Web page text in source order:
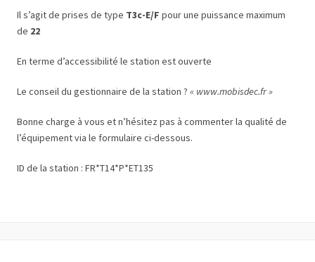
Il s’agit de prises de type T3c-E/F pour une puissance maximum
de 22
En terme d’accessibilité le station est ouverte
Le conseil du gestionnaire de la station ? « www.mobisdec.fr »
Bonne charge à vous et n’hésitez pas à commenter la qualité de
l’équipement via le formulaire ci-dessous.
ID de la station : FR*T14*P*ET135